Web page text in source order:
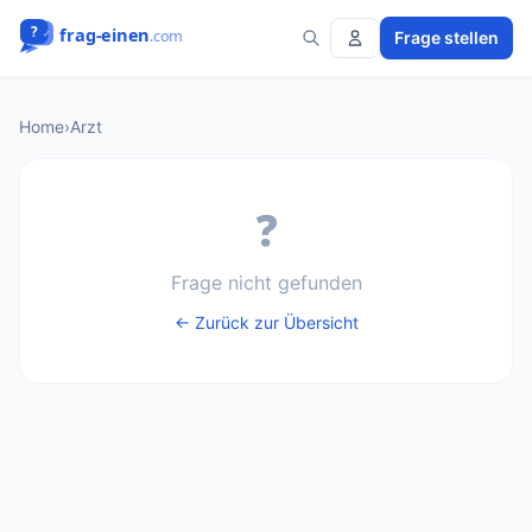
Frage stellen
Home›Arzt
❓
Frage nicht gefunden
← Zurück zur Übersicht